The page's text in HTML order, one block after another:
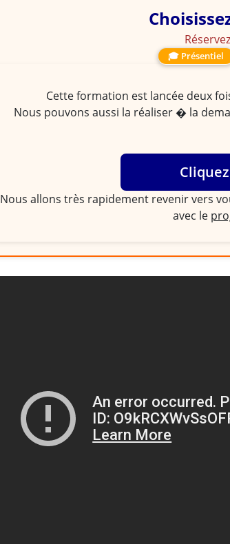
🎓 Présentiel
Cette formation est lancée deux
Nous pouvons aussi la réaliser � la
Nous allons très rapidement revenir vers
avec le